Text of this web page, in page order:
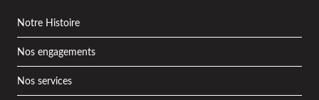
Notre Histoire
Nos engagements
Nos services